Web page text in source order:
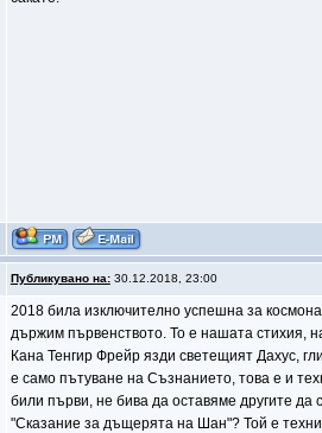
Публикувано на:30.12.2018, 23:00
2018 била изключително успешна за
държим първенството. То е нашата стихия,
Кана Тенгир Фрейр язди светещият Дахус,
е само пътуване на Съзнанието, това е и
били първи, не бива да оставяме другите да
"Сказание за дъщерята на Шан"? Той е